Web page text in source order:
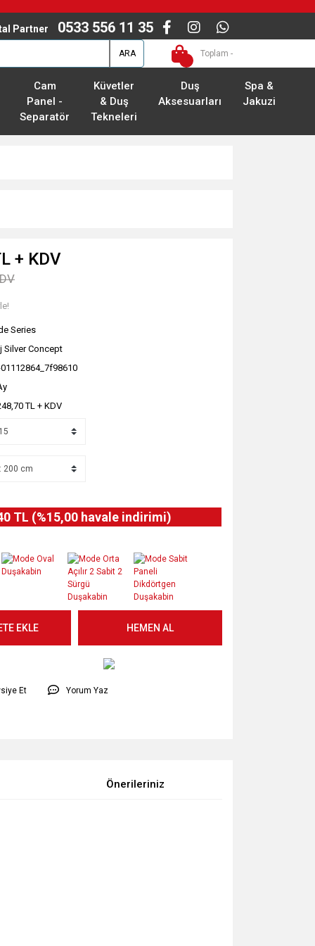
Partner 0533 556 11 35
ARA Toplam -
Cam
Panel -
Separatör
Küvetler
& Duş
Tekneleri
Duş
Aksesuarları
Spa &
Jakuzi
+ KDV
Series
Silver Concept
TL + KDV
TL (%15,00 havale indirimi)
EKLE HEMEN AL
Et Yorum Yaz
Önerileriniz